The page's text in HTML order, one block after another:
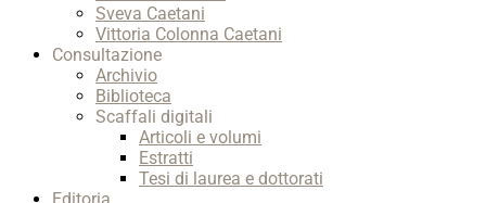
Sveva Caetani
Vittoria Colonna Caetani
Consultazione
Archivio
Biblioteca
Scaffali digitali
Articoli e volumi
Estratti
Tesi di laurea e dottorati